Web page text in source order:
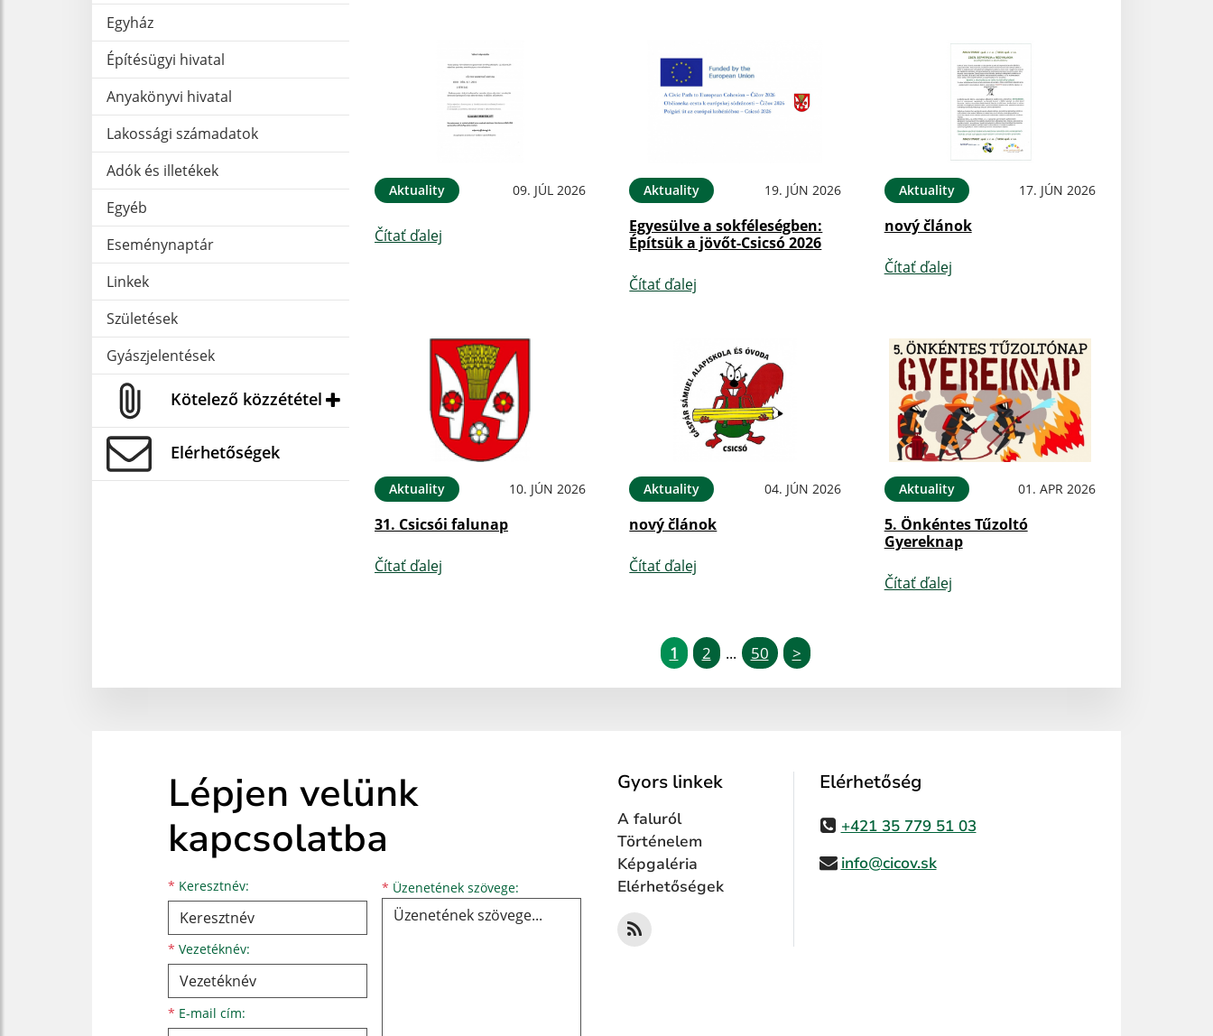
Egyház
Építésügyi hivatal
Anyakönyvi hivatal
Lakossági számadatok
Adók és illetékek
Egyéb
Eseménynaptár
Linkek
Születések
Gyászjelentések
Kötelező közzététel
Elérhetőségek
Aktuality 09. JÚL 2026
Čítať ďalej
Aktuality 19. JÚN 2026
Egyesülve a sokféleségben:
Építsük a jövőt-Csicsó 2026
Čítať ďalej
Aktuality 17. JÚN 2026
nový článok
Čítať ďalej
Aktuality 10. JÚN 2026
31. Csicsói falunap
Čítať ďalej
Aktuality 04. JÚN 2026
nový článok
Čítať ďalej
Aktuality 01. APR 2026
5. Önkéntes Tűzoltó
Gyereknap
Čítať ďalej
1 2 ... 50 >
Lépjen velünk
kapcsolatba
* Keresztnév:
Keresztnév
* Vezetéknév:
Vezetéknév
* E-mail cím:
E-mail cím * Üzenetének szövege: Üzenetének szövege...
Gyors linkek
A faluról
Történelem
Képgaléria
Elérhetőségek
Elérhetőség
+421 35 779 51 03
info@cicov.sk